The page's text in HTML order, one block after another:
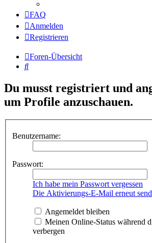
FAQ
Anmelden
Registrieren
Foren-Übersicht
Suche
Du musst registriert und
um Profile anzuschauen.
Benutzername:
Passwort:
Ich habe mein Passwort vergessen
Die Aktivierungs-E-Mail erneut
Angemeldet bleiben
Meinen Online-Status während
verbergen